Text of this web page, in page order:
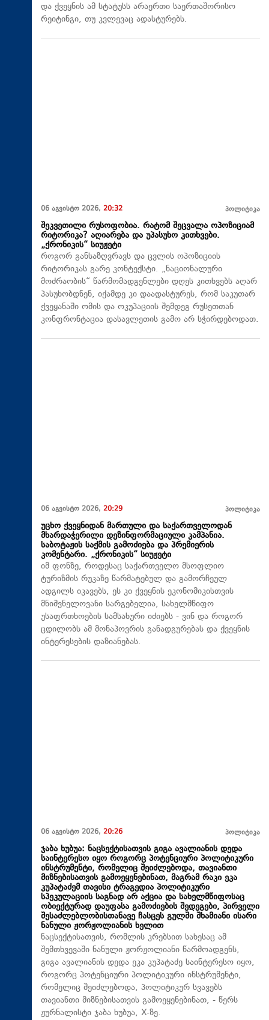
და ქვეყნის ამ სტატუსს არაერთი საერთაშორისო
რეიტინგი, თუ კვლევაც ადასტურებს.
06 აგვისტო 2026, 20:32 პოლიტიკა
შეკვეთილი რუსოფობია. რატომ შეცვალა ოპოზიციამ
რიტორიკა? აღიარება და უპასუხო კითხვები.
„ქრონიკის“ სიუჟეტი
როგორ განსაზღვრავს და ცვლის ოპოზიციის
რიტორიკას გარე კონტექსტი. „ნაციონალური
მოძრაობის“ წარმომადგენლები დღეს კითხვებს აღარ
პასუხობდნენ, იქამდე კი დაადასტურეს, რომ საკუთარ
ქვეყანაში ომის და ოკუპაციის შემდეგ რუსეთთან
კონფრონტაცია დასავლეთის გამო არ სჭირდებოდათ.
06 აგვისტო 2026, 20:29 პოლიტიკა
უცხო ქვეყნიდან მართული და საქართველოდან
მხარდაჭერილი დეზინფორმაციული კამპანია.
საბოტაჟის საქმის გამოძიება და პრემიერის
კომენტარი. „ქრონიკის“ სიუჟეტი
იმ ფონზე, როდესაც საქართველო მსოფლიო
ტურიზმის რუკაზე წარმატებულ და გამორჩეულ
ადგილს იკავებს, ეს კი ქვეყნის ეკონომიკისთვის
მნიშვნელოვანი სარგებელია, სახელმწიფო
უსაფრთხოების სამსახური იძიებს - ვინ და როგორ
ცდილობს ამ მონაპოვრის განადგურებას და ქვეყნის
ინტერესების დაზიანებას.
06 აგვისტო 2026, 20:26 პოლიტიკა
ჯაბა ხუბუა: ნაცსექტისათვის გიგა ავალიანის დედა
საინტერესო იყო როგორც პოტენციური პოლიტიკური
ინსტრუმენტი, რომელიც შეიძლებოდა, თავიანთი
მიზნებისათვის გამოეყენებინათ, მაგრამ რაკი ეკა
კუპატაძემ თავისი ტრაგედია პოლიტიკური
სპეკულაციის საგნად არ აქცია და სახელმწიფოსაც
ობიექტურად დაუფასა გამოძიების შედეგები, პირველი
შესაძლებლობისთანავე ჩასცეს გულში შხამიანი ისარი
ნანული ჟორჟოლიანის ხელით
ნაცსექტისათვის, რომლის კრებსით სახესაც ამ
შემთხვევაში ნანული ჟორჟოლიანი წარმოადგენს,
გიგა ავალიანის დედა ეკა კუპატაძე საინტერესო იყო,
როგორც პოტენციური პოლიტიკური ინსტრუმენტი,
რომელიც შეიძლებოდა, პოლიტიკურ სვავებს
თავიანთი მიზნებისათვის გამოეყენებინათ, - წერს
ჟურნალისტი ჯაბა ხუბუა, X-ზე.